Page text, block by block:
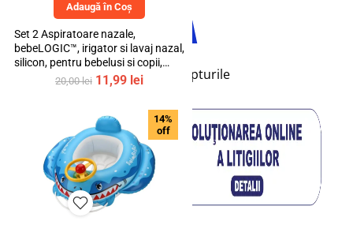
Adaugă în Coș
Set 2 Aspiratoare nazale,
bebeLOGIC™, irigator si lavaj nazal,
silicon, pentru bebelusi si copii,
transparent, 10ml
20,00lei Prețul
fost:
20,00 lei.
11,99 leiPrețul
este:
11,99 lei.
14%
off
© 2026 bebeLOGIC™. Toate drepturile